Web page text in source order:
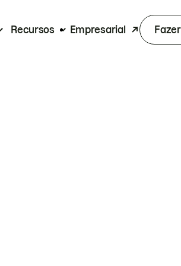
Recursos Empresarial